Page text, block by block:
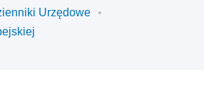
Urzędowe